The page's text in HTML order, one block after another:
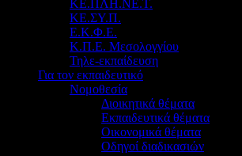
ΚΕ.ΠΛΗ.ΝΕ.Τ.
ΚΕ.ΣΥ.Π.
Ε.Κ.Φ.Ε.
Κ.Π.Ε. Μεσολογγίου
Τηλε-εκπαίδευση
Για τον εκπαιδευτικό
Νομοθεσία
Διοικητικά θέματα
Εκπαιδευτικά θέματα
Οικονομικά θέματα
Οδηγοί διαδικασιών